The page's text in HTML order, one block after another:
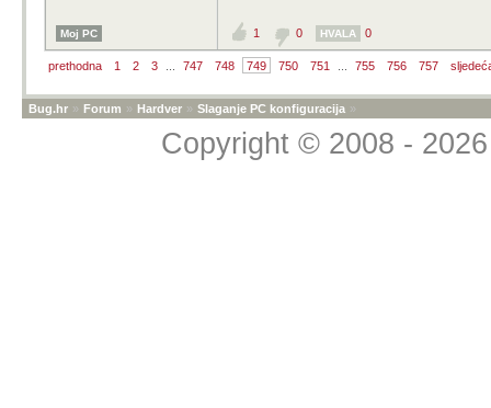
Moj PC 1 0 HVALA 0
prethodna 1 2 3 747 748 749 750 751 755 756 757
Bug.hr » Forum » Hardver » Slaganje PC konfiguracija »
Copyright © 2008 -